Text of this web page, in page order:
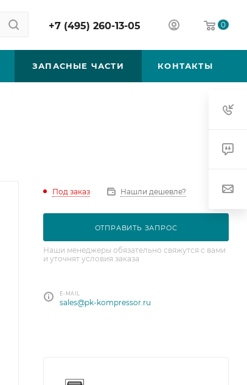
+7 (495) 260-13-05 0
ЗАПАСНЫЕ ЧАСТИ КОНТАКТЫ
Под заказ Нашли дешевле?
ОТПРАВИТЬ ЗАПРОС
Наши менеджеры обязательно свяжутся с вами
и уточнят условия заказа
E-MAIL
sales@pk-kompressor.ru